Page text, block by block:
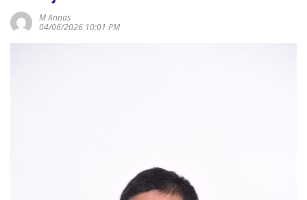
M Annas
04/06/2026 10:01 PM